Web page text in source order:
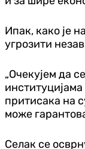
Ипак, како је
угрозити
„Очекујем да
притисака на
може
Селак се